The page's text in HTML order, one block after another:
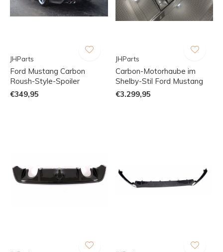
JHParts
Ford Mustang Carbon
Roush-Style-Spoiler
€349,95
JHParts
Carbon-Motorhaube im
Shelby-Stil Ford Mustang
€3.299,95